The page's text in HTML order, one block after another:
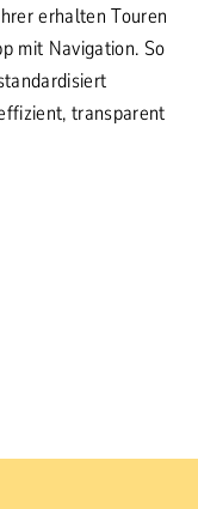
erhalten Touren
mit Navigation. So
transparent